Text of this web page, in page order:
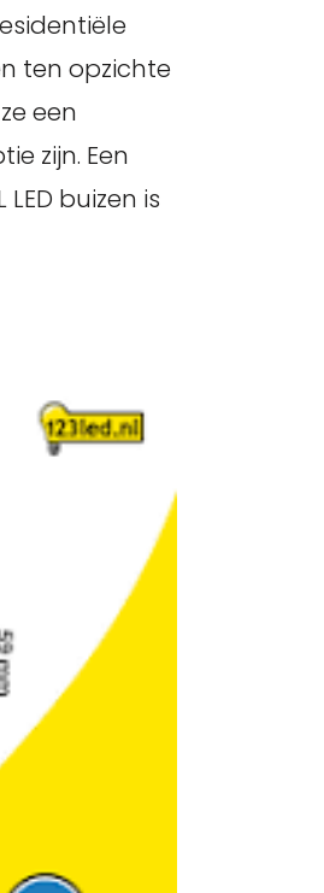
ten opzichte
een
zijn. Een
buizen is